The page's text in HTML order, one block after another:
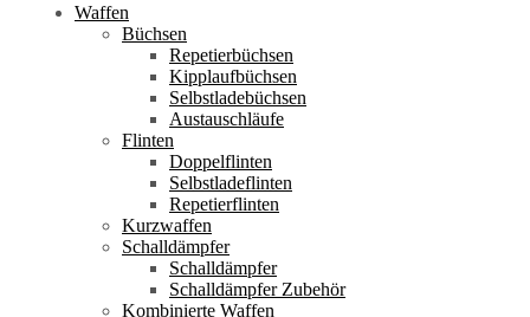
Waffen
Büchsen
Repetierbüchsen
Kipplaufbüchsen
Selbstladebüchsen
Austauschläufe
Flinten
Doppelflinten
Selbstladeflinten
Repetierflinten
Kurzwaffen
Schalldämpfer
Schalldämpfer
Schalldämpfer Zubehör
Kombinierte Waffen